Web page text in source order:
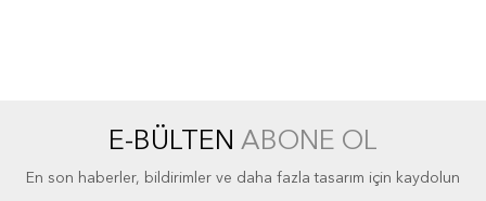
E-BÜLTEN ABONE OL
En son haberler, bildirimler ve daha fazla tasarım için kaydolun